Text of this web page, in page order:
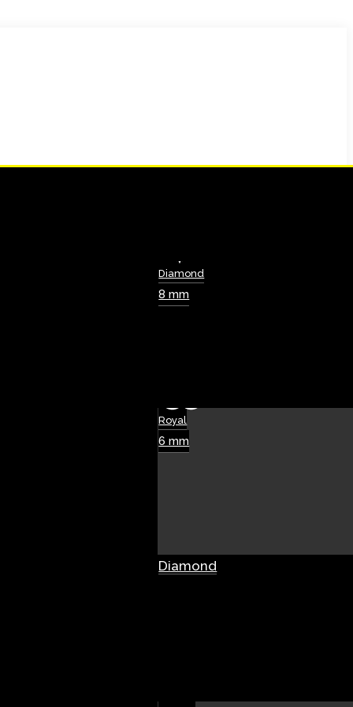
Diamond
8 mm
Royal
6 mm
Diamond